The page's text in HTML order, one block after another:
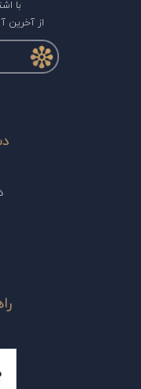
با
از آخرین